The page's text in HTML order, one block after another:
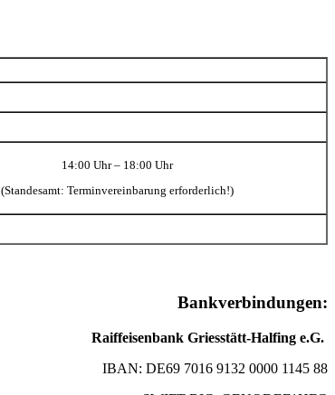
14:00 Uhr – 18:00 Uhr
(Standesamt: Terminvereinbarung erforderlich!)
Bankverbindungen:
Raiffeisenbank Griesstätt-Halfing e.G.
IBAN: DE69 7016 9132 0000 1145 88